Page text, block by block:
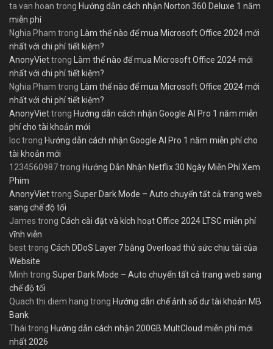
ta van hoan trong Hướng dẫn cách nhận Norton 360 Deluxe 1 năm
miễn phí
Nghia Pham trong
Làm thế nào để mua Microsoft Office 2024 mới
nhất với chi phí tiết kiệm?
AnonyViettrong
Làm thế nào để mua Microsoft Office 2024 mới
nhất với chi phí tiết kiệm?
Nghia Pham trong
Làm thế nào để mua Microsoft Office 2024 mới
nhất với chi phí tiết kiệm?
AnonyViettrong Hướng dẫn cách nhận Google AI Pro 1 năm miễn
phí cho tài khoản mới
loctrong Hướng dẫn cách nhận Google AI Pro 1 năm miễn phí cho
tài khoản mới
1234560987trong Hướng Dẫn Nhận Netflix 30 Ngày Miễn Phí Xem
Phim
AnonyViettrong Super Dark Mode – Auto chuyển tất cả trang web
sang chế độ tối
James trong Cách cài đặt và kích hoạt Office 2024 LTSC miễn phí
vĩnh viễn
besttrong Cách DDoS Layer 7 bằng Overload thử sức chịu tải của
Website
Minh trong Super Dark Mode – Auto chuyển tất cả trang web sang
chế độ tối
Quach thi diem hang trong Hướng dẫn chế ảnh số dư tài khoản MB
Bank
Thái trong Hướng dẫn cách nhận 200GB MultCloud miễn phí mới
nhất 2026